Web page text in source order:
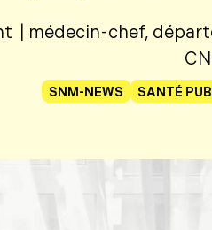
| médecin-chef,
SNM-NEWS SANTÉ